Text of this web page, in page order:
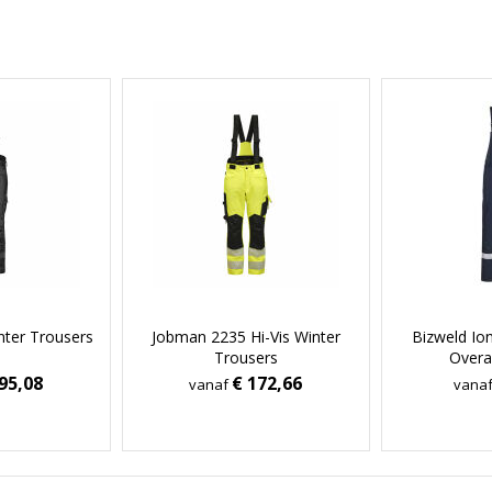
Trousers
Jobman 2235 Hi-Vis Winter
Trousers
vanaf€ 172,66
Bizweld